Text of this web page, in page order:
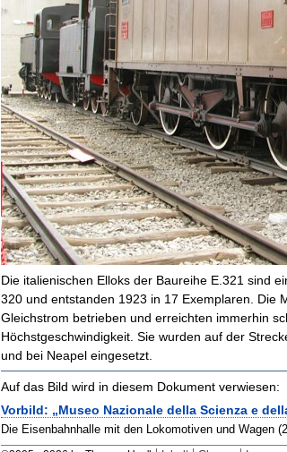
Die italienischen Elloks der Baureihe E.321 sind
320 und entstanden 1923 in 17 Exemplaren. Die
Gleichstrom betrieben und erreichten immerhin
Höchstgeschwindigkeit. Sie wurden auf der
und bei Neapel eingesetzt.
Auf das Bild wird in diesem Dokument verwiesen:
Vorbild: „Museo Nazionale della Scienza e
Die Eisenbahnhalle mit den Lokomotiven und Wagen